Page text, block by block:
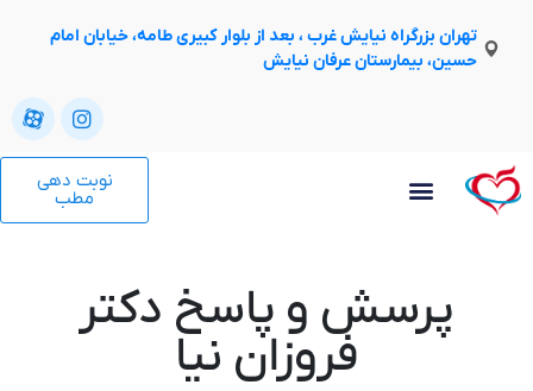
تهران بزرگراه نیایش غرب ، بعد از بلوار کبیری طامه، خیابان امام
حسین، بیمارستان عرفان نیایش
نوبت دهی
پرسش و پاسخ دکتر
فروزان نیا